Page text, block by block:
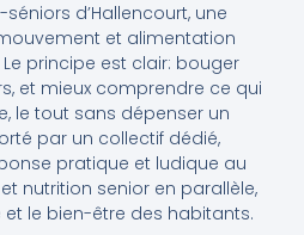
d’Hallencourt, une
et alimentation
principe est clair: bouger
et mieux comprendre ce qui
le tout sans dépenser un
par un collectif dédié,
pratique et ludique au
nutrition senior en parallèle,
le bien-être des habitants.